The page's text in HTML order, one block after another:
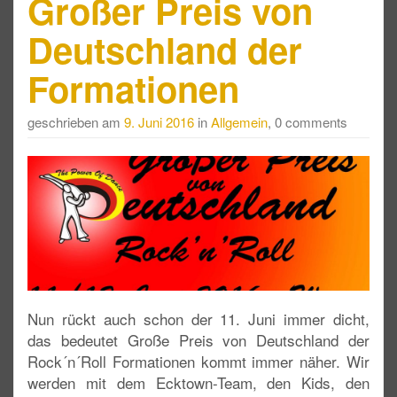
Großer Preis von
Deutschland der
Formationen
geschrieben am 9. Juni 2016 inAllgemein, 0 comments
Nun rückt auch schon der 11. Juni immer dicht,
das bedeutet Große Preis von Deutschland der
Rock´n´Roll Formationen kommt immer näher. Wir
werden mit dem Ecktown-Team, den Kids, den